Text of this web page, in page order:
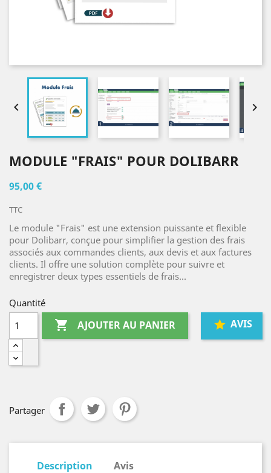
 
MODULE "FRAIS" POUR DOLIBARR
95,00 €
TTC
Le module "Frais" est une extension puissante et flexible
pour Dolibarr, conçue pour simplifier la gestion des frais
associés aux commandes clients, aux devis et aux factures
clients. Il offre une solution complète pour suivre et
enregistrer deux types essentiels de frais...
Quantité
 AJOUTER AU PANIER AVIS
Partager
Description Avis